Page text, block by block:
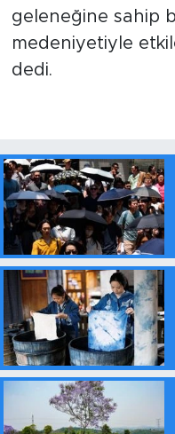
geleneğine sahip
medeniyetiyle
dedi.